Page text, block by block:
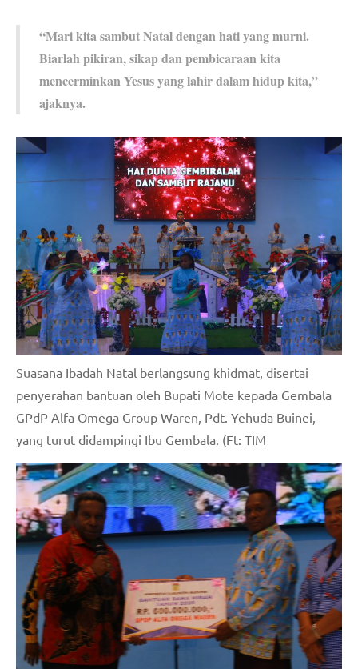
“Mari kita sambut Natal dengan hati yang murni.
Biarlah pikiran, sikap dan pembicaraan kita
mencerminkan Yesus yang lahir dalam hidup kita,”
ajaknya.
Suasana Ibadah Natal berlangsung khidmat, disertai
penyerahan bantuan oleh Bupati Mote kepada Gembala
GPdP Alfa Omega Group Waren, Pdt. Yehuda Buinei,
yang turut didampingi Ibu Gembala. (Ft: TIM